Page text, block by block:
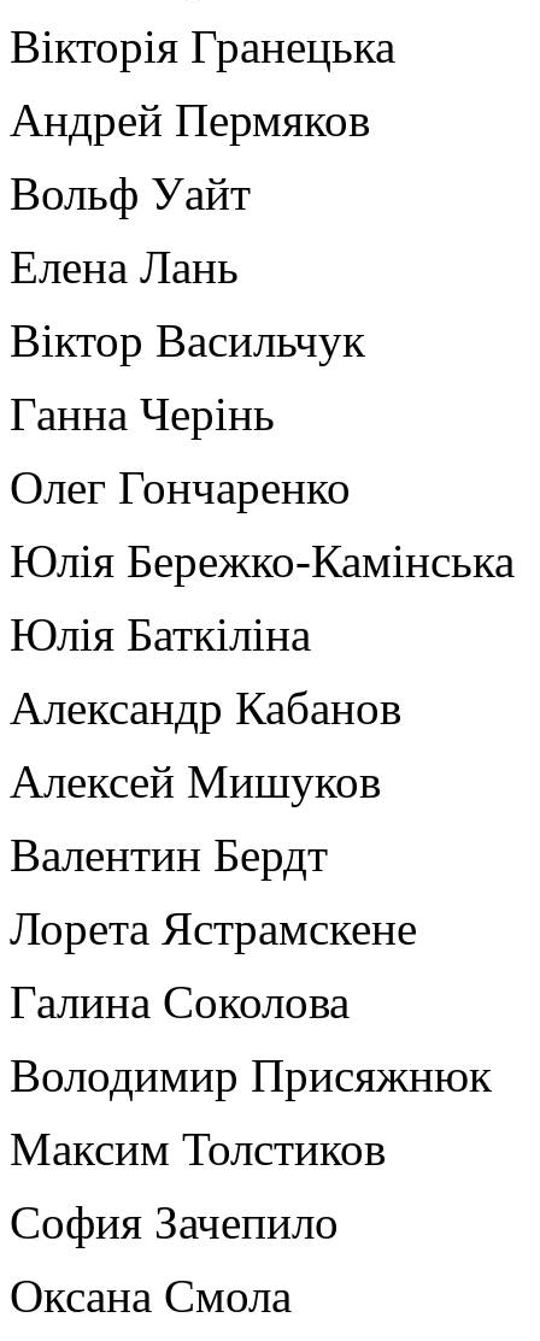
Вікторія Гранецька
Андрей Пермяков
Вольф Уайт
Елена Лань
Віктор Васильчук
Ганна Черінь
Олег Гончаренко
Юлія Бережко-Камінська
Юлія Баткіліна
Александр Кабанов
Алексей Мишуков
Валентин Бердт
Лорета Ястрамскене
Галина Соколова
Володимир Присяжнюк
Максим Толстиков
София Зачепило
Оксана Смола